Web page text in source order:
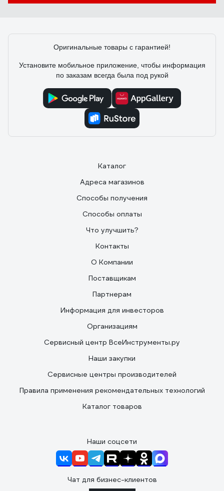
Оригинальные товары с гарантией!
Установите мобильное приложение, чтобы информация
по заказам всегда была под рукой
Каталог
Адреса магазинов
Способы получения
Способы оплаты
Что улучшить?
Контакты
О Компании
Поставщикам
Партнерам
Информация для инвесторов
Организациям
Сервисный центр ВсеИнструменты.ру
Наши закупки
Сервисные центры производителей
Правила применения рекомендательных технологий
Каталог товаров
Наши соцсети
Чат для бизнес-клиентов